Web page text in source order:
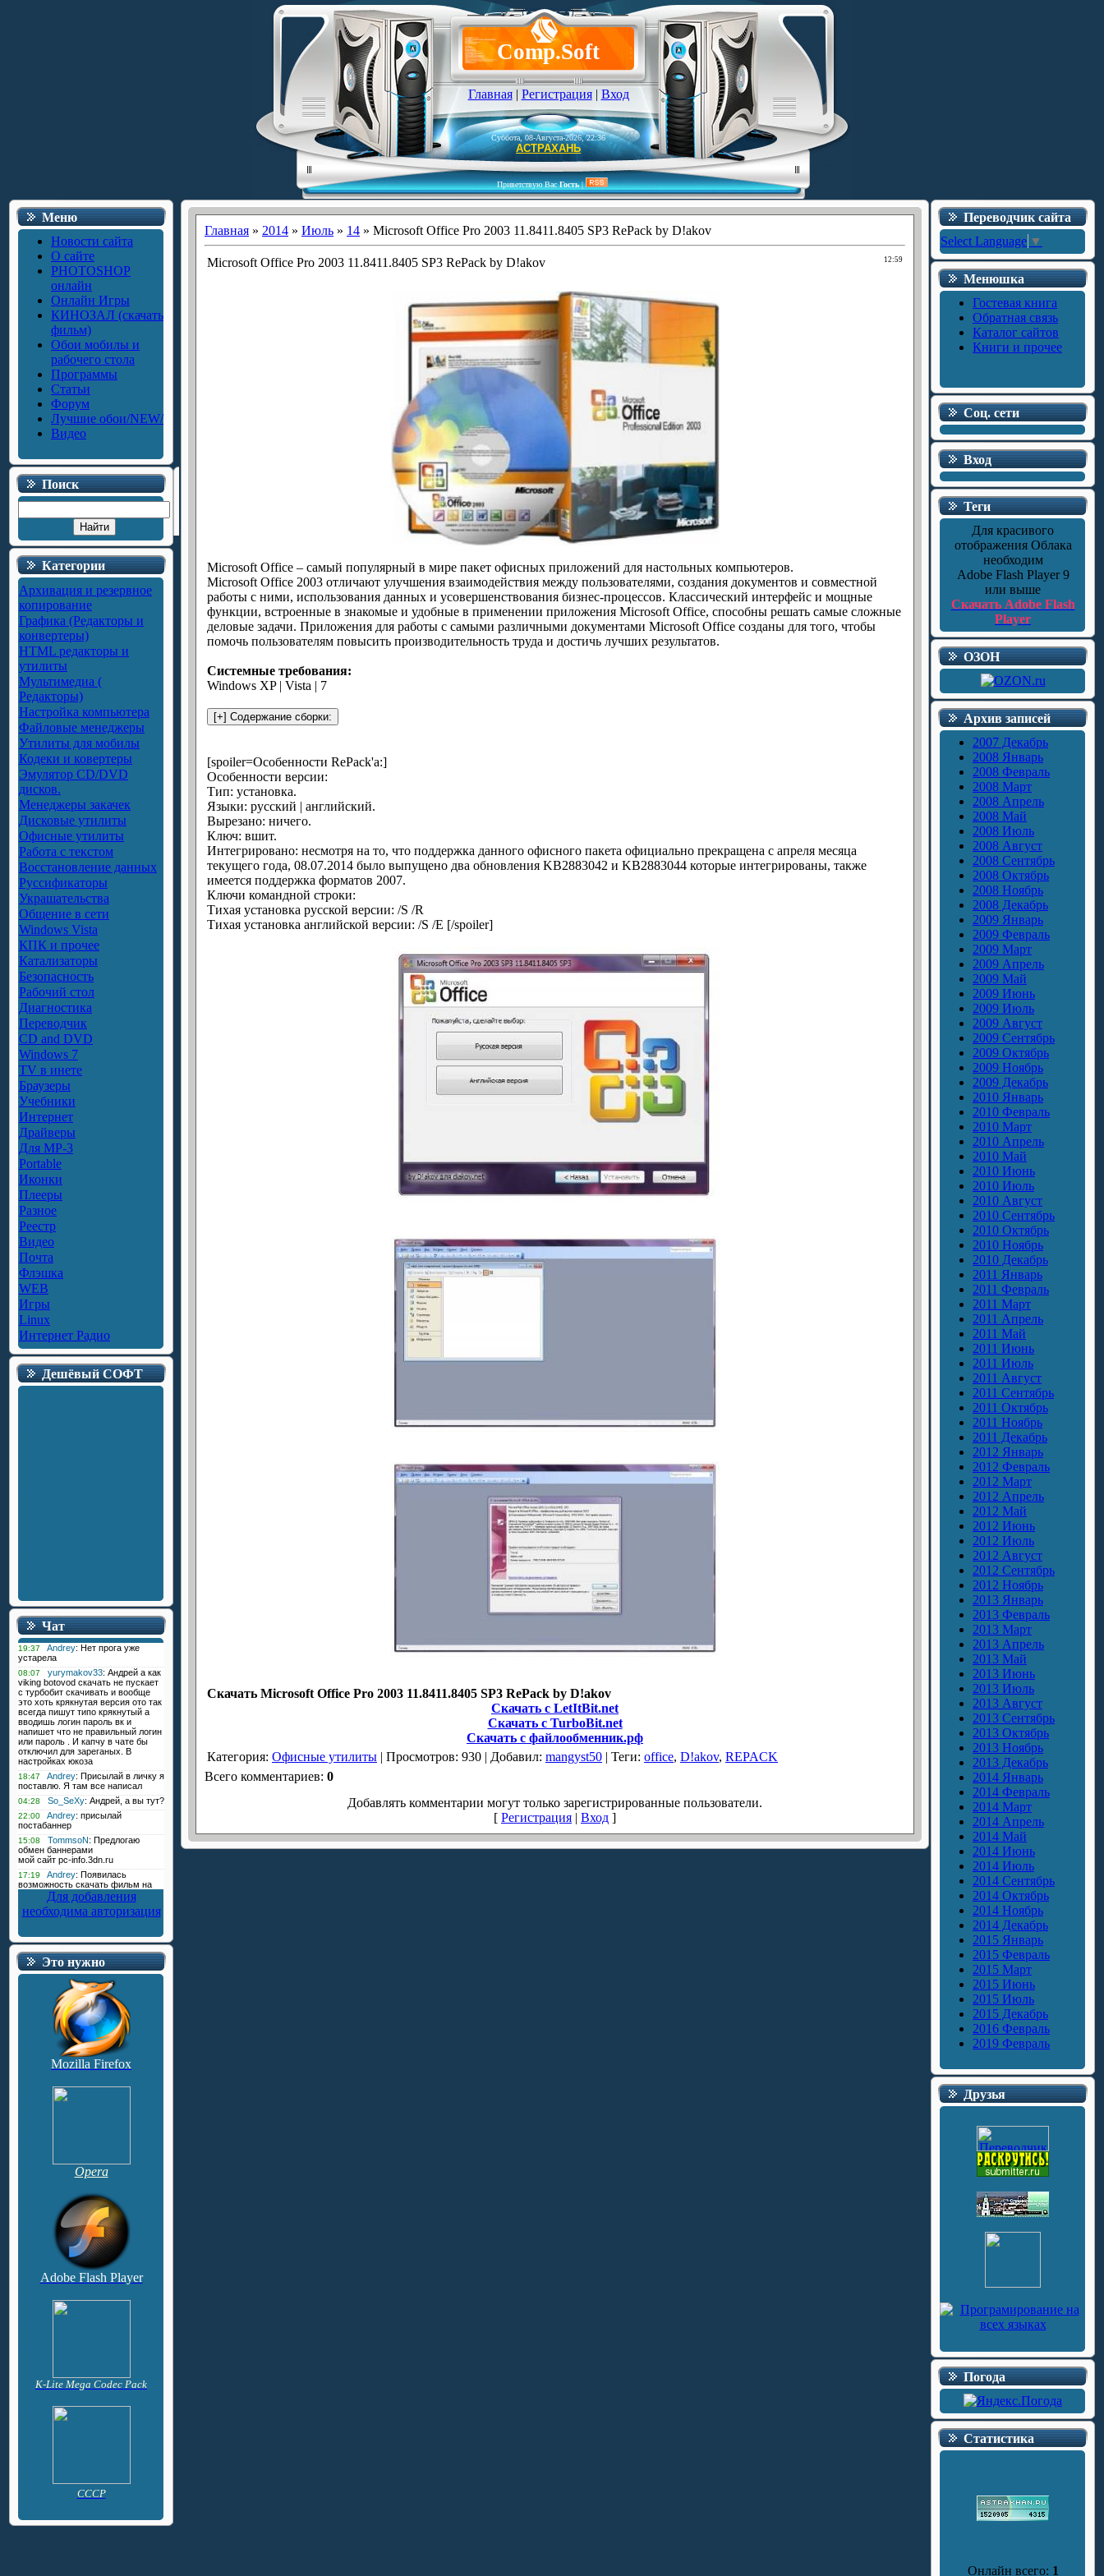
Comp.Soft
Главная| Регистрация| Вход
Суббота, 08-Августа-2026, 22:36
АСТРАХАНЬ
Приветствую Вас Гость|
Меню
Новости сайта
О сайте
PHOTOSHOP
онлайн
Онлайн Игры
КИНОЗАЛ (скачать
фильм)
Обои мобилы и
рабочего стола
Программы
Статьи
Форум
Лучшие обои/NEW/
Видео
Поиск
Категории
Архивация и резервное
копирование
Графика (Редакторы и
конвертеры)
HTML редакторы и
утилиты
Мультимедиа (
Редакторы)
Настройка компьютера
Файловые менеджеры
Утилиты для мобилы
Кодеки и ковертеры
Эмулятор CD/DVD
дисков.
Менеджеры закачек
Дисковые утилиты
Офисные утилиты
Работа с текстом
Восстановление данных
Руссификаторы
Украшательства
Общение в сети
Windows Vista
КПК и прочее
Катализаторы
Безопасность
Рабочий стол
Диагностика
Переводчик
CD and DVD
Windows 7
TV в инете
Браузеры
Учебники
Интернет
Драйверы
Для MP-3
Portable
Иконки
Плееры
Разное
Реестр
Видео
Почта
Флэшка
WEB
Игры
Linux
Интернет Радио
Дешёвый СОФТ
Чат
Для добавления
необходима авторизация
Это нужно
Mozilla Firefox
Opera
Adobe Flash Player
K-Lite Mega Codec Pack
CCCP
Главная » 2014 » Июль » 14 » Microsoft Office Pro 2003 11.8411.8405 SP3 RePack by D!akov
12:59
Microsoft Office Pro 2003 11.8411.8405 SP3 RePack by D!akov
Microsoft Office – самый популярный в мире пакет офисных приложений для настольных компьютеров.
Microsoft Office 2003 отличают улучшения взаимодействия между пользователями, создания документов и совместной
работы с ними, использования данных и усовершенствования бизнес-процессов. Классический интерфейс и мощные
функции, встроенные в знакомые и удобные в применении приложения Microsoft Office, способны решать самые сложные
деловые задачи. Приложения для работы с самыми различными документами Microsoft Office созданы для того, чтобы
помочь пользователям повысить производительность труда и достичь лучших результатов.
Системные требования:
Windows XP | Vista | 7
[spoiler=Особенности RePack'a:]
Особенности версии:
Тип: установка.
Языки: русский | английский.
Вырезано: ничего.
Ключ: вшит.
Интегрировано: несмотря на то, что поддержка данного офисного пакета официально прекращена с апреля месяца
текущего года, 08.07.2014 было выпущено два обновления KB2883042 и KB2883044 которые интегрированы, также
имеется поддержка форматов 2007.
Ключи командной строки:
Тихая установка русской версии: /S /R
Тихая установка английской версии: /S /E [/spoiler]
Скачать Microsoft Office Pro 2003 11.8411.8405 SP3 RePack by D!akov
Скачать с LetItBit.net
Скачать с TurboBit.net
Скачать с файлообменник.рф
Категория: Офисные утилиты | Просмотров: 930 | Добавил: mangyst50 | Теги: office, D!akov, REPACK
Всего комментариев: 0
Добавлять комментарии могут только зарегистрированные пользователи.
[ Регистрация | Вход ]
Переводчик сайта
Select Language ▼
Менюшка
Гостевая книга
Обратная связь
Каталог сайтов
Книги и прочее
Соц. сети
Вход
Теги
Для красивого
отображения Облака
необходим
Adobe Flash Player 9
или выше
Скачать Adobe Flash
Player
ОЗОН
Архив записей
2007 Декабрь
2008 Январь
2008 Февраль
2008 Март
2008 Апрель
2008 Май
2008 Июль
2008 Август
2008 Сентябрь
2008 Октябрь
2008 Ноябрь
2008 Декабрь
2009 Январь
2009 Февраль
2009 Март
2009 Апрель
2009 Май
2009 Июнь
2009 Июль
2009 Август
2009 Сентябрь
2009 Октябрь
2009 Ноябрь
2009 Декабрь
2010 Январь
2010 Февраль
2010 Март
2010 Апрель
2010 Май
2010 Июнь
2010 Июль
2010 Август
2010 Сентябрь
2010 Октябрь
2010 Ноябрь
2010 Декабрь
2011 Январь
2011 Февраль
2011 Март
2011 Апрель
2011 Май
2011 Июнь
2011 Июль
2011 Август
2011 Сентябрь
2011 Октябрь
2011 Ноябрь
2011 Декабрь
2012 Январь
2012 Февраль
2012 Март
2012 Апрель
2012 Май
2012 Июнь
2012 Июль
2012 Август
2012 Сентябрь
2012 Ноябрь
2013 Январь
2013 Февраль
2013 Март
2013 Апрель
2013 Май
2013 Июнь
2013 Июль
2013 Август
2013 Сентябрь
2013 Октябрь
2013 Ноябрь
2013 Декабрь
2014 Январь
2014 Февраль
2014 Март
2014 Апрель
2014 Май
2014 Июнь
2014 Июль
2014 Сентябрь
2014 Октябрь
2014 Ноябрь
2014 Декабрь
2015 Январь
2015 Февраль
2015 Март
2015 Июнь
2015 Июль
2015 Декабрь
2016 Февраль
2019 Февраль
Друзья
Погода
Статистика
Онлайн всего: 1